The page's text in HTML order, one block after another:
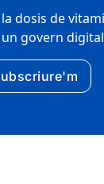
dosis de
un govern digital